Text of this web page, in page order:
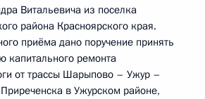
Витальевича из поселка
района Красноярского края.
приёма дано поручение принять
ремонта
от трассы Шарыпово – Ужур –
в Ужурском районе,